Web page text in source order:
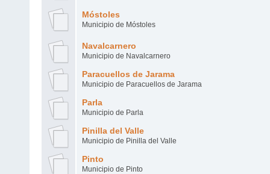
Móstoles
Municipio de Móstoles
Navalcarnero
Municipio de Navalcarnero
Paracuellos de Jarama
Municipio de Paracuellos de Jarama
Parla
Municipio de Parla
Pinilla del Valle
Municipio de Pinilla del Valle
Pinto
Municipio de Pinto